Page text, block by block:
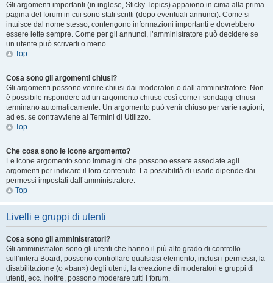
Gli argomenti importanti (in inglese, Sticky Topics) appaiono in cima alla prima
pagina del forum in cui sono stati scritti (dopo eventuali annunci). Come si
intuisce dal nome stesso, contengono informazioni importanti e dovrebbero
essere lette sempre. Come per gli annunci, l’amministratore può decidere se
un utente può scriverli o meno.
Top
Cosa sono gli argomenti chiusi?
Gli argomenti possono venire chiusi dai moderatori o dall’amministratore. Non
è possibile rispondere ad un argomento chiuso così come i sondaggi chiusi
terminano automaticamente. Un argomento può venir chiuso per varie ragioni,
ad es. se contravviene ai Termini di Utilizzo.
Top
Che cosa sono le icone argomento?
Le icone argomento sono immagini che possono essere associate agli
argomenti per indicare il loro contenuto. La possibilità di usarle dipende dai
permessi impostati dall’amministratore.
Top
Livelli e gruppi di utenti
Cosa sono gli amministratori?
Gli amministratori sono gli utenti che hanno il più alto grado di controllo
sull’intera Board; possono controllare qualsiasi elemento, inclusi i permessi, la
disabilitazione (o «ban») degli utenti, la creazione di moderatori e gruppi di
utenti, ecc. Inoltre, possono moderare tutti i forum.